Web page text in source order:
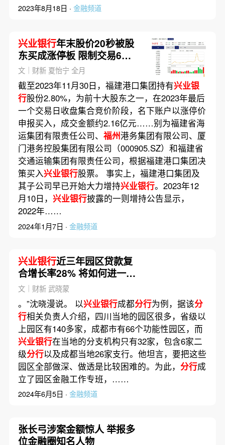
2023年8月18日 · 金融频道
兴业银行年末股价20秒被股
东买成涨停板 限制交易6个
月
文｜财新 夏怡宁 全月
截至2023年11月30日，福建港口集团持有兴业银
行股份2.80%，为前十大股东之一，在2023年最后
一个交易日收盘集合竞价阶段，名下账户以涨停价
申报买入，成交金额约2.16亿元……别为福建省海
运集团有限责任公司、 福州港务集团有限公司、厦
门港务控股集团有限公司（000905.SZ）和福建省
交通运输集团有限责任公司，根据福建港口集团决
策买入兴业银行股票。 事实上，福建港口集团及
其子公司早已开始大力增持兴业银行。2023年12
月10日， 兴业银行披露的一则增持公告显示，
2022年……
2024年1月7日 · 金融频道
兴业银行近三年园区贷款复
合增长率28% 将如何进一步
深耕？
文｜财新 武晓蒙
。”沈晓漫说。 以兴业银行成都分行为例，据该分
行相关负责人介绍，四川当地的园区很多，省级以
上园区有140多家，成都市有66个功能性园区，而
兴业银行在当地的分支机构只有32家，包含6家二
级分行以及成都当地26家支行。他坦言，要把这些
园区全部做深、做透是比较困难的。为此， 分行成
立了园区金融工作专班，……
2024年6月5日 · 金融频道
张长弓涉案金额惊人 举报多
位金融圈知名人物